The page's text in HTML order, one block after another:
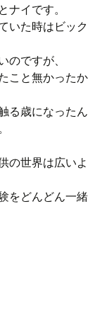
ナイです。
いた時はビック
のですが、
こと無かったか
る歳になったん
の世界は広いよ
をどんどん一緒